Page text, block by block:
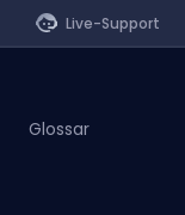
Live-Support
Glossar